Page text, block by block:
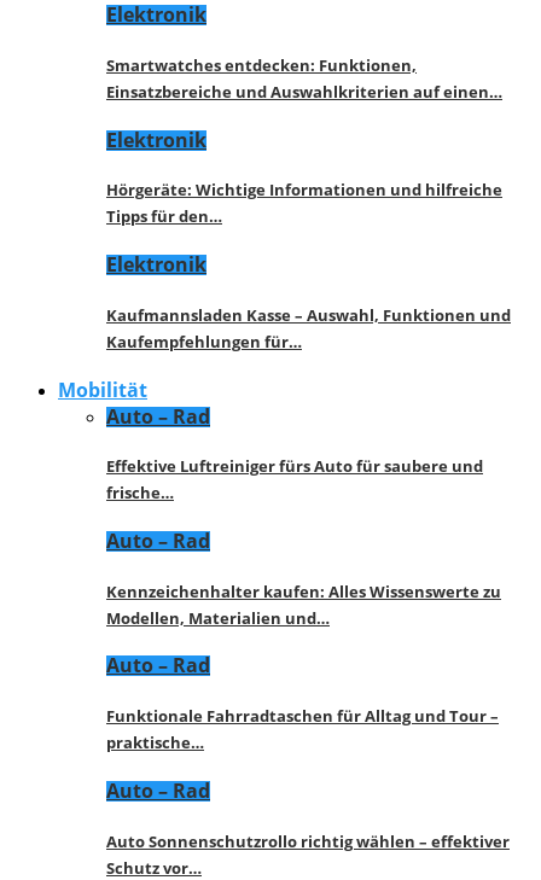
Elektronik
Smartwatches entdecken: Funktionen,
Einsatzbereiche und Auswahlkriterien auf einen…
Elektronik
Hörgeräte: Wichtige Informationen und hilfreiche
Tipps für den…
Elektronik
Kaufmannsladen Kasse – Auswahl, Funktionen und
Kaufempfehlungen für…
Mobilität
Auto – Rad
Effektive Luftreiniger fürs Auto für saubere und
frische…
Auto – Rad
Kennzeichenhalter kaufen: Alles Wissenswerte zu
Modellen, Materialien und…
Auto – Rad
Funktionale Fahrradtaschen für Alltag und Tour –
praktische…
Auto – Rad
Auto Sonnenschutzrollo richtig wählen – effektiver
Schutz vor…